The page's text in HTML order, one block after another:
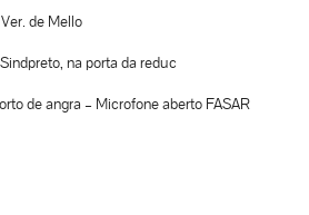
de Mello
na porta da reduc
de angra – Microfone aberto FASAR